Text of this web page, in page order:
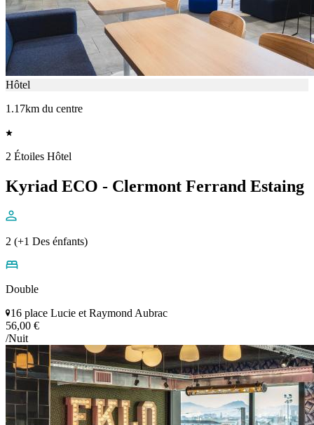
Hôtel
1.17km du centre
2 Étoiles Hôtel
Kyriad ECO - Clermont Ferrand Estaing
2 (+1 Des énfants)
Double
16 place Lucie et Raymond Aubrac
56,00 €
/Nuit